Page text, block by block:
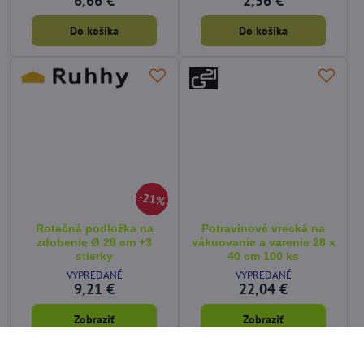
Do košíka Do košíka
21%
Rotačná podložka na
zdobenie Ø 28 cm +3
stierky
VYPREDANÉ
9,21 €
Zobraziť
Potravinové vrecká na
vákuovanie a varenie 28 x
40 cm 100 ks
VYPREDANÉ
22,04 €
Zobraziť